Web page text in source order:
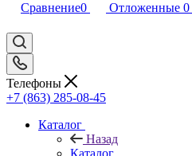
Сравнение0 Отложенные 0
Телефоны
+7 (863) 285-08-45
Каталог
Назад
Каталог